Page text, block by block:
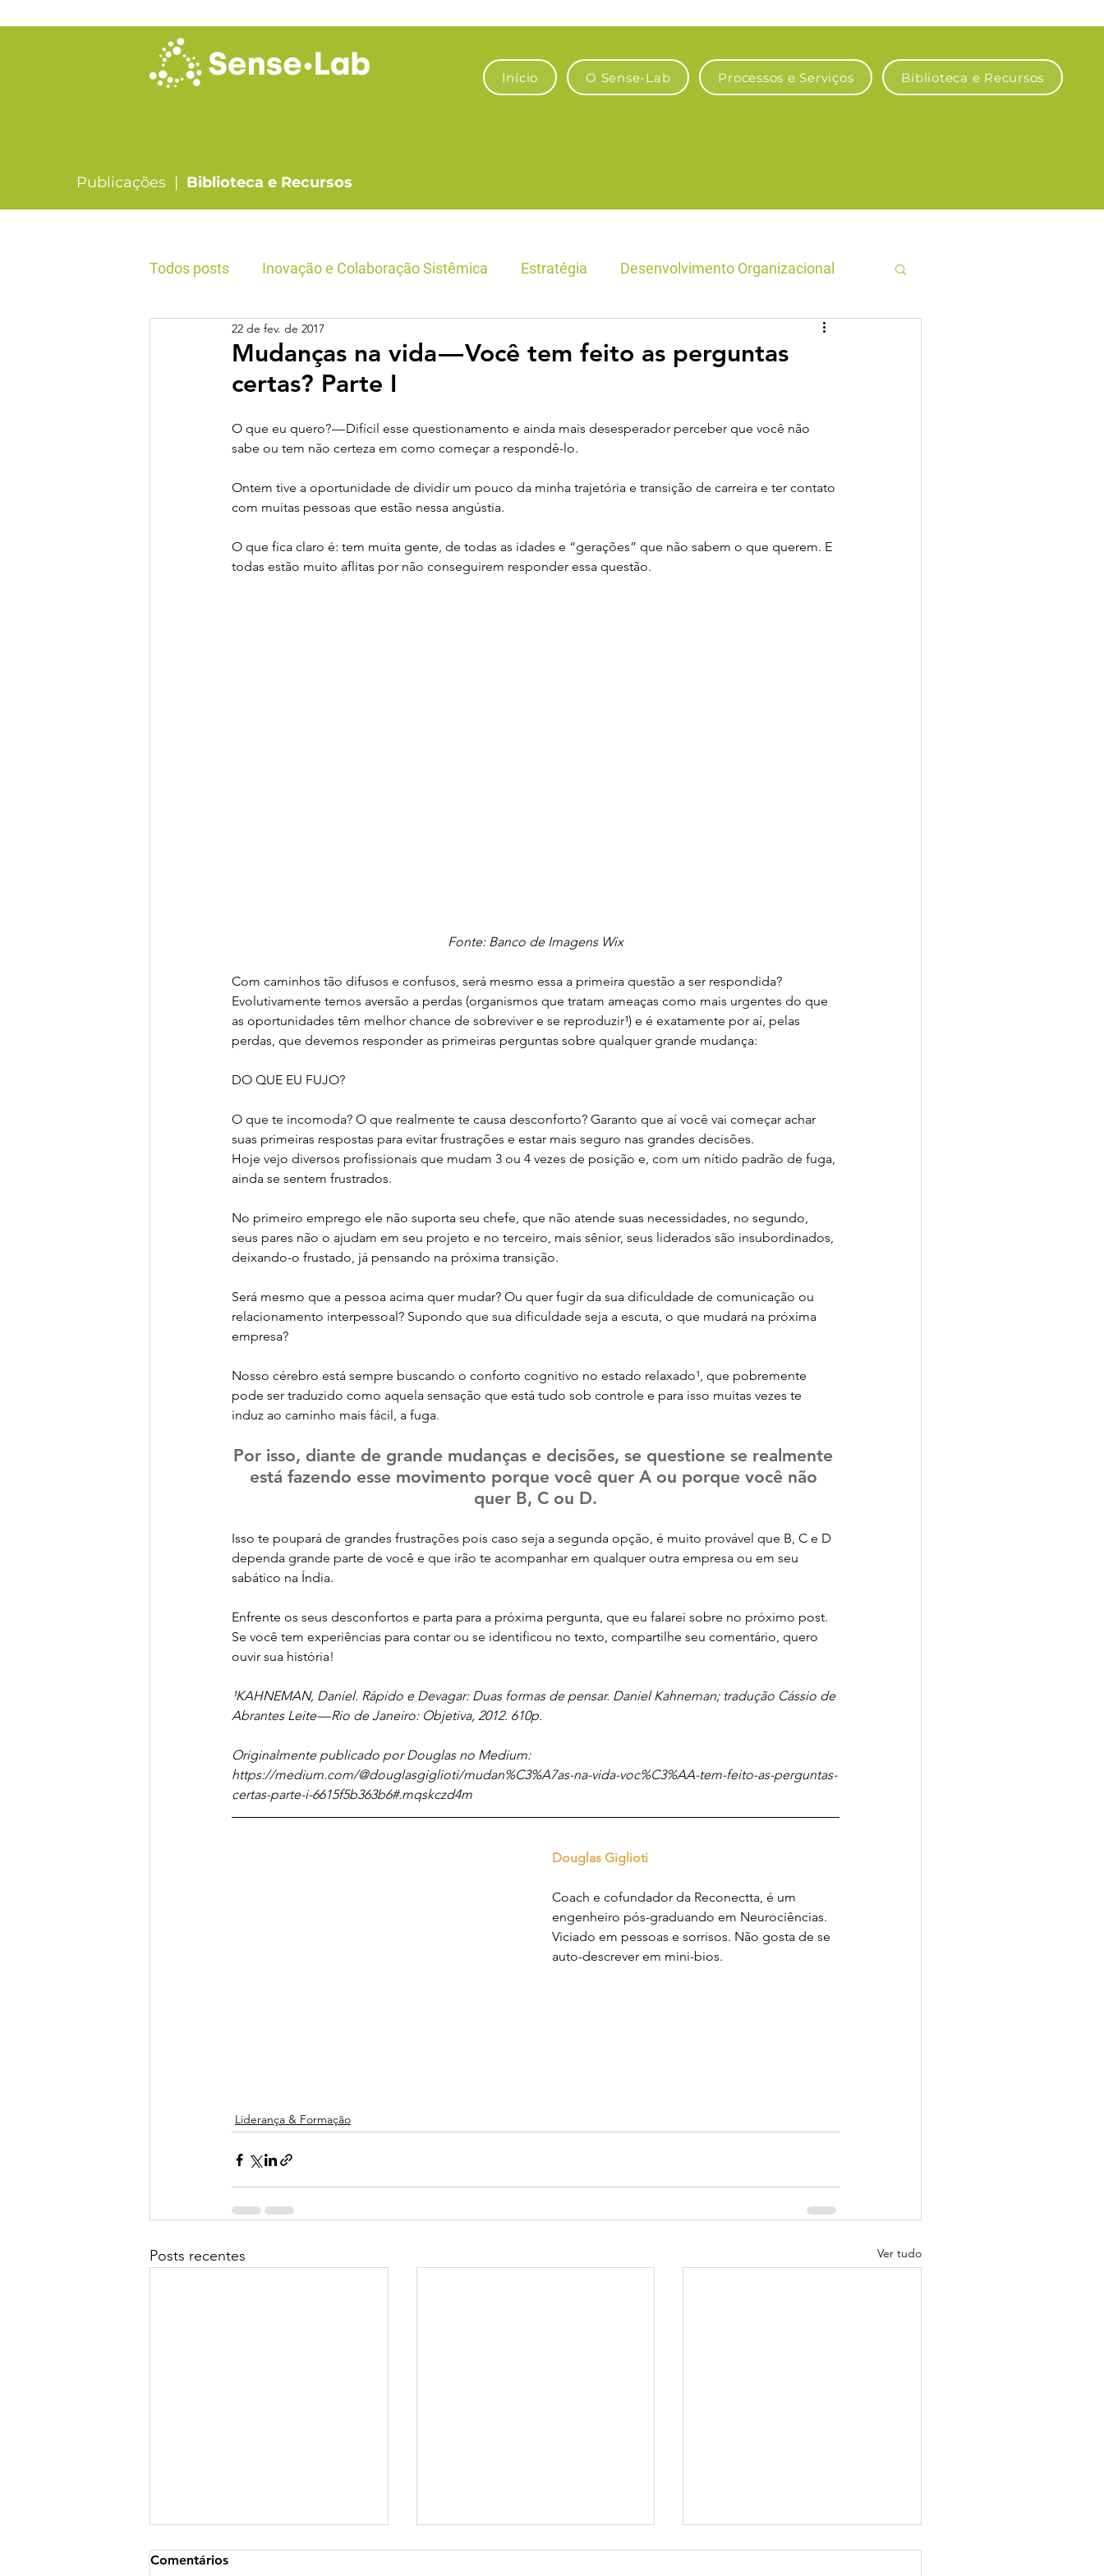
Início O Sense-Lab Processos e Serviços Biblioteca e Recursos
Publicações | Biblioteca e Recursos
Todos posts Inovação e Colaboração Sistêmica Estratégia Desenvolvimento Organizacional
Liderança & Formação Bioeconomia & Agro Sustentável
Mudanças na vida — Você tem feito as perguntas
certas? Parte I
22 de fev. de 2017
O que eu quero? — Difícil esse questionamento e ainda mais desesperador perceber que você não
sabe ou tem não certeza em como começar a respondê-lo.
Ontem tive a oportunidade de dividir um pouco da minha trajetória e transição de carreira e ter contato
com muitas pessoas que estão nessa angústia.
O que fica claro é: tem muita gente, de todas as idades e “gerações” que não sabem o que querem. E
todas estão muito aflitas por não conseguirem responder essa questão.
Fonte: Banco de Imagens Wix
Com caminhos tão difusos e confusos, será mesmo essa a primeira questão a ser respondida?
Evolutivamente temos aversão a perdas (organismos que tratam ameaças como mais urgentes do que
as oportunidades têm melhor chance de sobreviver e se reproduzir¹) e é exatamente por aí, pelas
perdas, que devemos responder as primeiras perguntas sobre qualquer grande mudança:
DO QUE EU FUJO?
O que te incomoda? O que realmente te causa desconforto? Garanto que aí você vai começar achar
suas primeiras respostas para evitar frustrações e estar mais seguro nas grandes decisões.
Hoje vejo diversos profissionais que mudam 3 ou 4 vezes de posição e, com um nítido padrão de fuga,
ainda se sentem frustrados.
No primeiro emprego ele não suporta seu chefe, que não atende suas necessidades, no segundo,
seus pares não o ajudam em seu projeto e no terceiro, mais sênior, seus liderados são insubordinados,
deixando-o frustado, já pensando na próxima transição.
Será mesmo que a pessoa acima quer mudar? Ou quer fugir da sua dificuldade de comunicação ou
relacionamento interpessoal? Supondo que sua dificuldade seja a escuta, o que mudará na próxima
empresa?
Nosso cérebro está sempre buscando o conforto cognitivo no estado relaxado¹, que pobremente
pode ser traduzido como aquela sensação que está tudo sob controle e para isso muitas vezes te
induz ao caminho mais fácil, a fuga.
Por isso, diante de grande mudanças e decisões, se questione se realmente
está fazendo esse movimento porque você quer A ou porque você não
quer B, C ou D.
Isso te poupará de grandes frustrações pois caso seja a segunda opção, é muito provável que B, C e D
dependa grande parte de você e que irão te acompanhar em qualquer outra empresa ou em seu
sabático na Índia.
Enfrente os seus desconfortos e parta para a próxima pergunta, que eu falarei sobre no próximo post.
Se você tem experiências para contar ou se identificou no texto, compartilhe seu comentário, quero
ouvir sua história!
¹KAHNEMAN, Daniel. Rápido e Devagar: Duas formas de pensar. Daniel Kahneman; tradução Cássio de
Abrantes Leite — Rio de Janeiro: Objetiva, 2012. 610p.
Originalmente publicado por Douglas no Medium:
https://medium.com/@douglasgiglioti/mudan%C3%A7as-na-vida-voc%C3%AA-tem-feito-as-perguntas-
certas-parte-i-6615f5b363b6#.mqskczd4m
Douglas Giglioti
Coach e cofundador da Reconectta, é um
engenheiro pós-graduando em Neurociências.
Viciado em pessoas e sorrisos. Não gosta de se
auto-descrever em mini-bios.
Liderança & Formação
Posts recentes Ver tudo
Comentários